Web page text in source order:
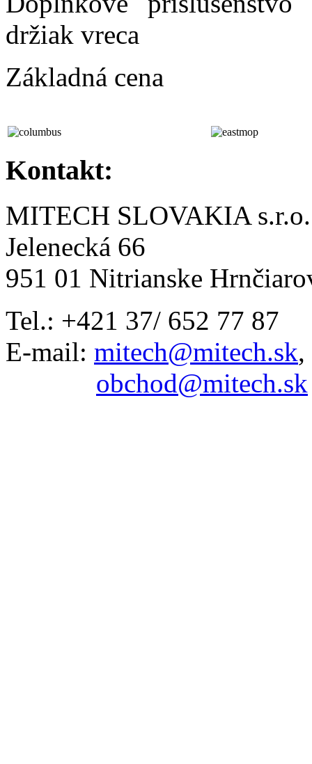
držiak vreca
Základná cena
Kontakt:
MITECH SLOVAKIA s.r.o.
Jelenecká 66
951 01 Nitrianske
Tel.: +421 37/ 652 77 87
E-mail: mitech@mitech.sk,
obchod@mitech.sk